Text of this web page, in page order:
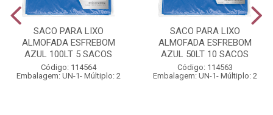
SACO PARA LIXO
ALMOFADA ESFREBOM
AZUL 100LT 5 SACOS
Código: 114564
Embalagem: UN-1- Múltiplo: 2
SACO PARA LIXO
ALMOFADA ESFREBOM
AZUL 50LT 10 SACOS
Código: 114563
Embalagem: UN-1- Múltiplo: 2